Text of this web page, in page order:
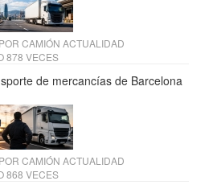
CAMIÓN ACTUALIDAD
878 VECES
de mercancías de Barcelona
CAMIÓN ACTUALIDAD
868 VECES